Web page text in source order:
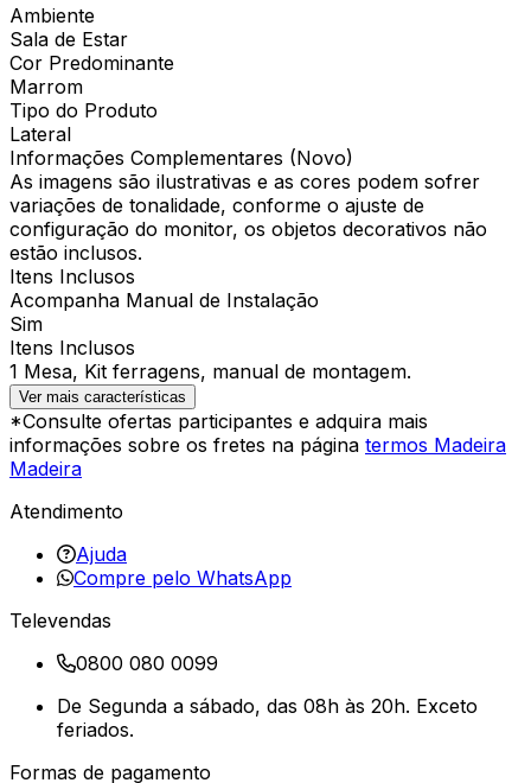
Ambiente
Sala de Estar
Cor Predominante
Marrom
Tipo do Produto
Lateral
Informações Complementares (Novo)
As imagens são ilustrativas e as cores podem sofrer
variações de tonalidade, conforme o ajuste de
configuração do monitor, os objetos decorativos não
estão inclusos.
Itens Inclusos
Acompanha Manual de Instalação
Sim
Itens Inclusos
1 Mesa, Kit ferragens, manual de montagem.
Ver mais características
*Consulte ofertas participantes e adquira mais
informações sobre os fretes na página termos Madeira
Madeira
Atendimento
Ajuda
Compre pelo WhatsApp
Televendas
0800 080 0099
De Segunda a sábado, das 08h às 20h. Exceto
feriados.
Formas de pagamento